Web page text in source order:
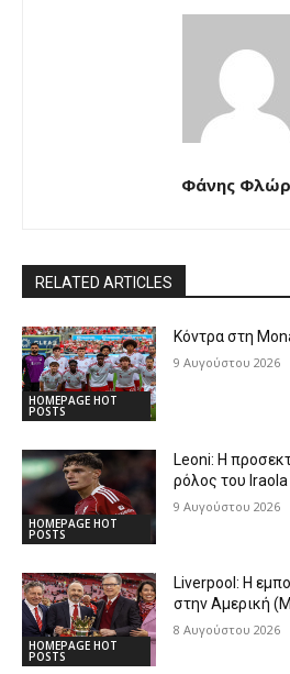
Φάνης
RELATED ARTICLES
HOMEPAGE HOT
POSTS
Κόντρα στη
9 Αυγούστου 2026
HOMEPAGE HOT
POSTS
Leoni: Η
ρόλος του
9 Αυγούστου 2026
HOMEPAGE HOT
POSTS
Liverpool: Η
στην Αμερική
8 Αυγούστου 2026